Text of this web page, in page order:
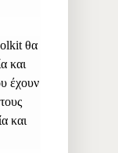
θα
και
έχουν
και